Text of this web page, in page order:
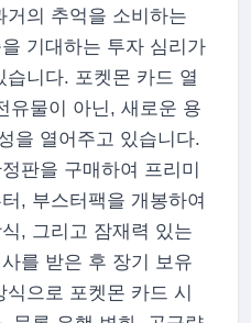
의 추억을 소비하는
기대하는 투자 심리가
니다. 포켓몬 카드 열
유물이 아닌, 새로운 용
을 열어주고 있습니다.
판을 구매하여 프리미
, 부스터팩을 개봉하여
, 그리고 잠재력 있는
를 받은 후 장기 보유
으로 포켓몬 카드 시